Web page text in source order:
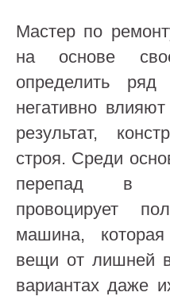
Мастер по
на основе
определить ряд
негативно
результат,
строя. Среди
перепад в
провоцирует
машина,
вещи от лишней
вариантах даже